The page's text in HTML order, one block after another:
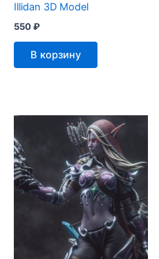
Illidan 3D Model
550₽
В корзину